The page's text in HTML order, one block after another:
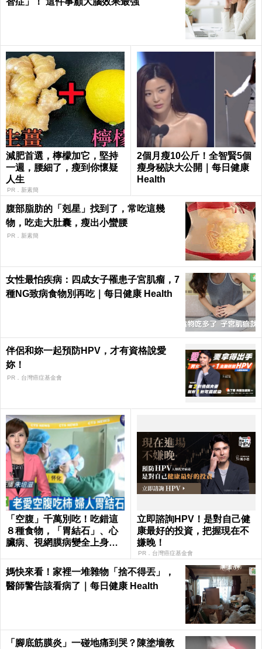
減肥首選，檸檬加它，堅持
一週，腰細了，瘦到你懷疑
人生
PR．新素簡
2個月瘦10公斤！全智賢5個
瘦身秘訣大公開｜每日健康
Health
腹部脂肪的「剋星」找到了，常吃這幾
物，吃走大肚囊，瘦出小蠻腰
PR．新素簡
女性最怕疾病：四成女子罹患子宮肌瘤，7
種NG致病食物別再吃｜每日健康 Health
伴侶和妳一起預防HPV，才有資格說愛
妳！
PR．台灣癌症基金會
「空腹」千萬別吃！吃錯這
８種食物，「胃結石」、心
臟病、視網膜病變全上身｜
立即諮詢HPV！是對自己健
康最好的投資，把握現在不
嫌晚！
PR．台灣癌症基金會
媽快來看！家裡一堆雜物「捨不得丟」，
醫師警告該看病了｜每日健康 Health
「腳底筋膜炎」一碰地痛到哭？陳塗墻教